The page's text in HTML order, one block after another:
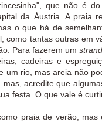
que não é
da Áustria. A praia
o que há de
como tantas outras em
Para fazerem um
cadeiras e
um rio, mas areia não
acredite que
festa. O que vale é
praia de verão,